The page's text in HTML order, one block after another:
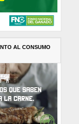
AL CONSUMO